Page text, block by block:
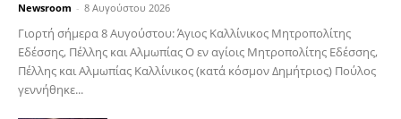
Newsroom - 8 Αυγούστου 2026
Γιορτή σήμερα 8 Αυγούστου: Άγιος Καλλίνικος Μητροπολίτης
Εδέσσης, Πέλλης και Αλμωπίας Ο εν αγίοις Μητροπολίτης Εδέσσης,
Πέλλης και Αλμωπίας Καλλίνικος (κατά κόσμον Δημήτριος) Πούλος
γεννήθηκε...